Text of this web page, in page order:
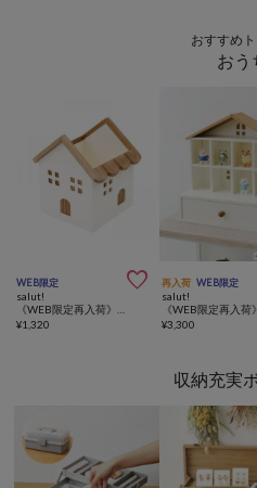
おすすめ
おう
WEB限定 
salut!
¥1,320
再入荷 WEB限定
salut!
¥3,300
収納充実